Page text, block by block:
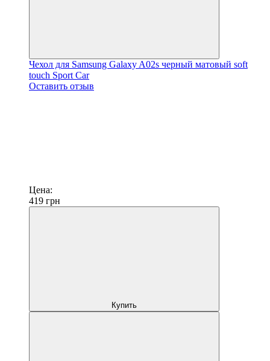
Чехол для Samsung Galaxy A02s черный матовый soft
touch Sport Car
Оставить отзыв
Цена:
419 грн
Купить